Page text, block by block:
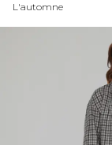
L'automne